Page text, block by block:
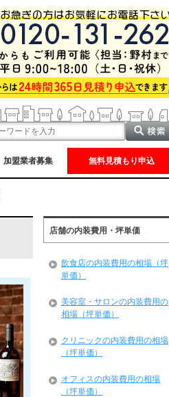
加盟業者募集 無料見積もり申込
店舗の内装費用・坪単価
飲食店の内装費用の相場（坪
単価）
美容室・サロンの内装費用の
相場（坪単価）
クリニックの内装費用の相場
（坪単価）
オフィスの内装費用の相場
（坪単価）